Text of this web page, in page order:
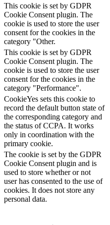
This cookie is set by GDPR
Cookie Consent plugin. The
cookie is used to store the user
consent for the cookies in the
category "Other.
This cookie is set by GDPR
Cookie Consent plugin. The
cookie is used to store the user
consent for the cookies in the
category "Performance".
CookieYes sets this cookie to
record the default button state of
the corresponding category and
the status of CCPA. It works
only in coordination with the
primary cookie.
The cookie is set by the GDPR
Cookie Consent plugin and is
used to store whether or not
user has consented to the use of
cookies. It does not store any
personal data.